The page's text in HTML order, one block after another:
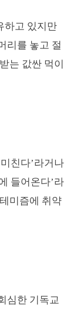
하고 있지만
리를 놓고 절
는 값싼 먹이
친다’라거나
들어온다’라
미즘에 취약
심한 기독교